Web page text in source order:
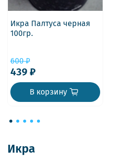
Икра Палтуса черная
100гр.
600 ₽
439 ₽
В корзину
Икра